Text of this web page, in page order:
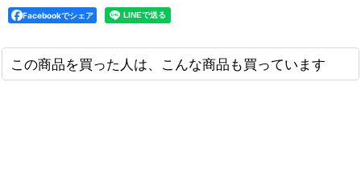
Facebookでシェア
この商品を買った人は、こんな商品も買っています